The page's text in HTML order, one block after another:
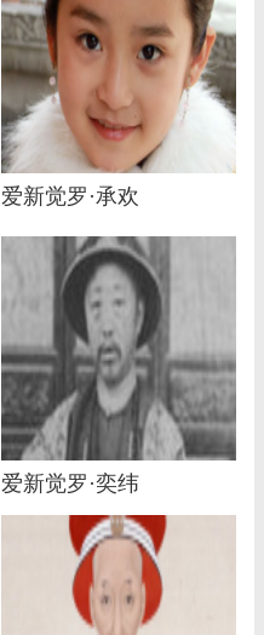
爱新觉罗·承欢
爱新觉罗·奕纬